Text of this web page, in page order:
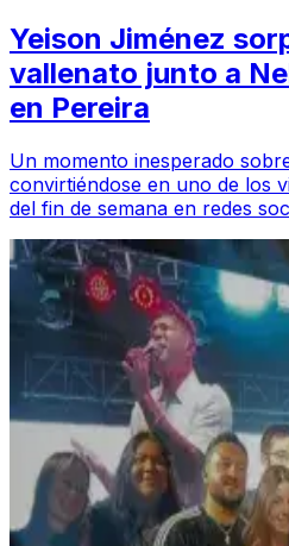
Yeison Jiménez
vallenato junto a
en Pereira
Un momento inesperado
convirtiéndose en uno de los
del fin de semana en redes